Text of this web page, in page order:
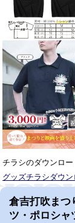
チラシのダウンロー
グッズチラシダウ
倉吉打吹まつ
ツ・ポロシャ